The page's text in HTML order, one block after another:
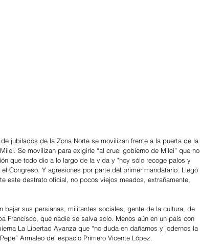
jubilados de la Zona Norte se movilizan frente a la puerta de la
Se movilizan para exigirle “al cruel gobierno de Milei” que no
que todo dio a lo largo de la vida y "hoy sólo recoge palos y
Congreso. Y agresiones por parte del primer mandatario. Llegó
este destrato oficial, no pocos viejos meados, extrañamente,
bajar sus persianas, militantes sociales, gente de la cultura, de
Francisco, que nadie se salva solo. Menos aún en un país con
La Libertad Avanza que “no duda en dañarnos y jodernos la
Armaleo del espacio Primero Vicente López.